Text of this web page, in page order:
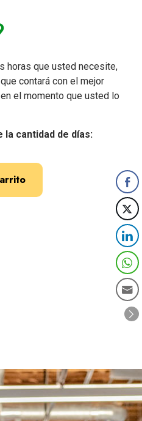
horas que usted necesite,
contará con el mejor
el momento que usted lo
cantidad de días: